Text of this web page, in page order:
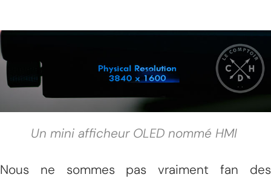
Un mini afficheur OLED nommé HMI
Nous ne sommes pas vraiment fan des